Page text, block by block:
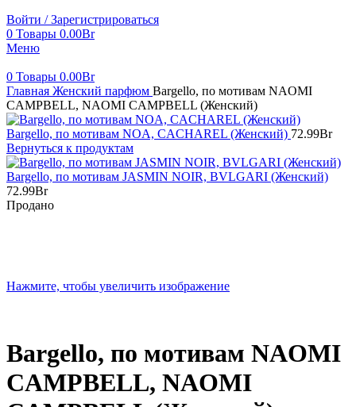
Войти / Зарегистрироваться
0 Товары 0.00Br
Меню
0 Товары 0.00Br
Главная Женский парфюм Bargello, по мотивам NAOMI
CAMPBELL, NAOMI CAMPBELL (Женский)
Bargello, по мотивам NOA, CACHAREL (Женский) 72.99Br
Вернуться к продуктам
Bargello, по мотивам JASMIN NOIR, BVLGARI (Женский)
72.99Br
Продано
Нажмите, чтобы увеличить изображение
Bargello, по мотивам NAOMI
CAMPBELL, NAOMI